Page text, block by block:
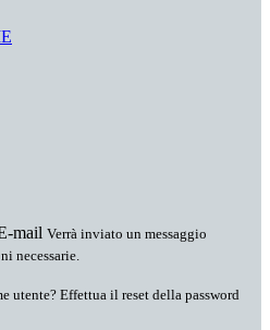
mail Verrà inviato un messaggio
necessarie.
utente? Effettua il reset della password